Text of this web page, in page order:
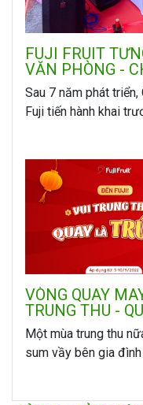
FUJI FRUIT
VĂN PHÒNG -
Sau 7 năm phát
Fuji tiến hành khai
VÒNG QUAY
TRUNG THU -
Một mùa trung thu
sum vầy bên gia đình